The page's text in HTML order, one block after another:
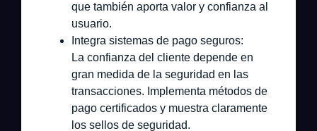
que también aporta valor y confianza al
usuario.
Integra sistemas de pago seguros:
La confianza del cliente depende en
gran medida de la seguridad en las
transacciones. Implementa métodos de
pago certificados y muestra claramente
los sellos de seguridad.